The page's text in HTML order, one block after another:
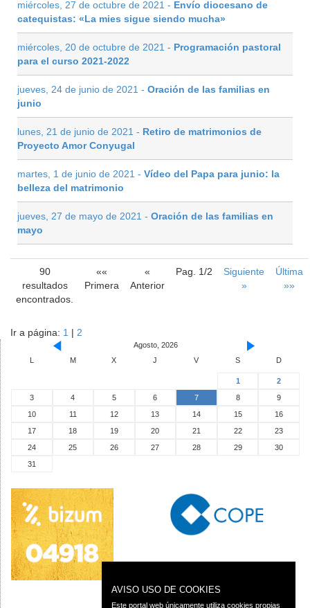
miércoles, 27 de octubre de 2021 - Envío diocesano de
catequistas: «La mies sigue siendo mucha»
miércoles, 20 de octubre de 2021 - Programación pastoral
para el curso 2021-2022
jueves, 24 de junio de 2021 - Oración de las familias en
junio
lunes, 21 de junio de 2021 - Retiro de matrimonios de
Proyecto Amor Conyugal
martes, 1 de junio de 2021 - Vídeo del Papa para junio: la
belleza del matrimonio
jueves, 27 de mayo de 2021 - Oración de las familias en
mayo
90
resultados
encontrados.
««
Primera
«
Anterior
Pag. 1/2
Siguiente
»
Última
»»
Ir a página: 1 | 2
Agosto, 2026
L
M X J V S D
1
2
3
4 5 6 7 8
9
10
11 12 13 14 15
16
17
18 19 20 21 22
23
24
25 26 27 28 29
30
31
AVISO USO DE COOKIES
Este portal web únicamente utiliza cookies propias